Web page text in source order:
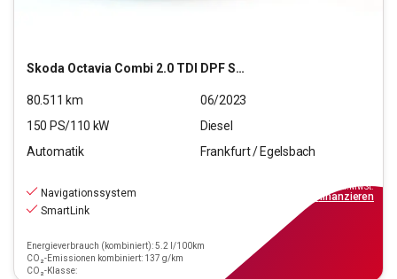
Skoda Octavia Combi 2.0 TDI DPF Style (EURO 6d)
80.511 km
06/2023
150 PS/110 kW
Diesel
Automatik
Frankfurt / Egelsbach
Navigationssystem
SmartLink
Energieverbrauch (kombiniert): 5.2 l/100km
CO₂-Emissionen kombiniert: 137 g/km
CO₂-Klasse:
inkl.MwSt.
finanzieren